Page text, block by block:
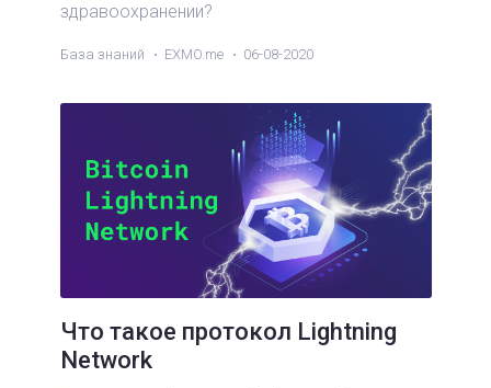
здравоохранении?
База знаний EXMO.me 06-08-2020
Что такое протокол Lightning
Network